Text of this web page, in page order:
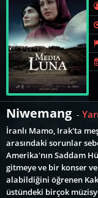
Niwemang -
İranlı Mamo, Irak'ta
arasındaki sorunlar
Amerika'nın Saddam
gitmeye ve bir konser
alabildiğini öğrenen
üstündeki birçok